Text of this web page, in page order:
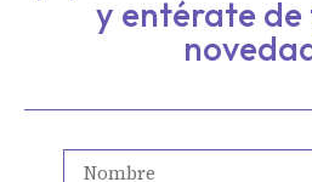
y entérate de